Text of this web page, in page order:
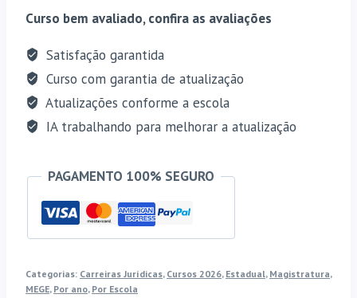
Edital
-
Juiz
do
Tribunal
Justiça
Estado
do
de
Curso bem avaliado, confira as avaliações
Satisfação garantida
Curso com garantia de atualização
Atualizações conforme a escola
IA trabalhando para melhorar a atualização
PAGAMENTO 100% SEGURO
Categorias: Carreiras Jurídicas, Cursos 2026, Estadual, Magistratura,
MEGE, Por ano, Por Escola